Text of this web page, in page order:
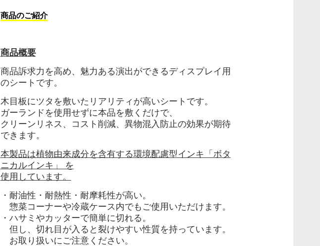
商品のご紹介
商品概要
商品訴求力を高め、魅力ある演出ができるディスプレイ用
のシートです。
木目板にツタを敷いたリアリティが高いシートです。
ガーランドを使用せずに本品を敷くだけで、
クリーンリネス、コスト削減、異物混入防止の効果が期待
できます。
本製品は植物由来成分を含有する環境配慮型インキ「ボタ
ニカルインキ」 を
使用しています。
・耐油性・耐熱性・耐摩耗性が高い。
惣菜コーナーや冷蔵ケース内でもご使用いただけます。
・ハサミやカッターで簡単に切れる。
但し、切れ目が入ると裂けやすい性質を持っています。
お取り扱いにご注意ください。